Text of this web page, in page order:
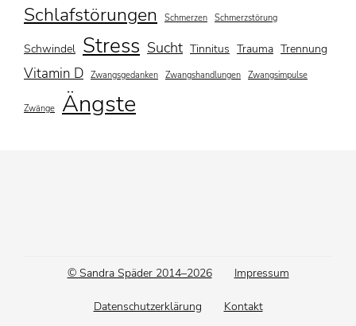
Schlafstörungen Schmerzen Schmerzstörung
Schwindel Stress Sucht Tinnitus Trauma Trennung
Vitamin D Zwangsgedanken Zwangshandlungen Zwangsimpulse
Zwänge Ängste
Footer© Sandra Späder 2014–2026 Impressum
Datenschutzerklärung Kontakt